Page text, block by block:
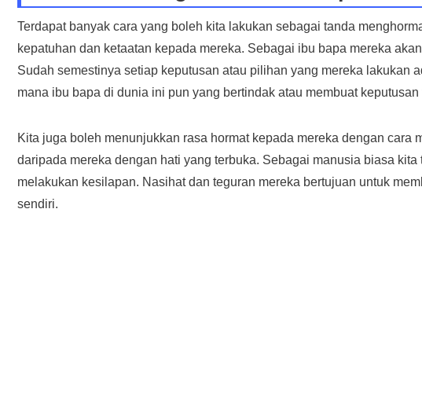
Terdapat banyak cara yang boleh kita lakukan sebagai tanda
kepatuhan dan ketaatan kepada mereka. Sebagai ibu bapa mereka
Sudah semestinya setiap keputusan atau pilihan yang mereka lakukan
mana ibu bapa di dunia ini pun yang bertindak atau membuat
Kita juga boleh menunjukkan rasa hormat kepada mereka dengan cara
daripada mereka dengan hati yang terbuka. Sebagai manusia biasa
melakukan kesilapan. Nasihat dan teguran mereka bertujuan untuk
sendiri.